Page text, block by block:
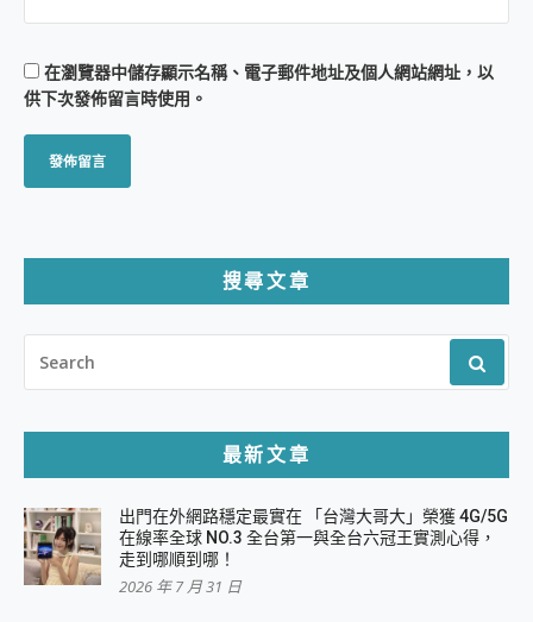
在瀏覽器中儲存顯示名稱、電子郵件地址及個人網站網址，以
供下次發佈留言時使用。
搜尋文章
FOR:
最新文章
出門在外網路穩定最實在 「台灣大哥大」榮獲 4G/5G
在線率全球 NO.3 全台第一與全台六冠王實測心得，
走到哪順到哪！
2026 年 7 月 31 日